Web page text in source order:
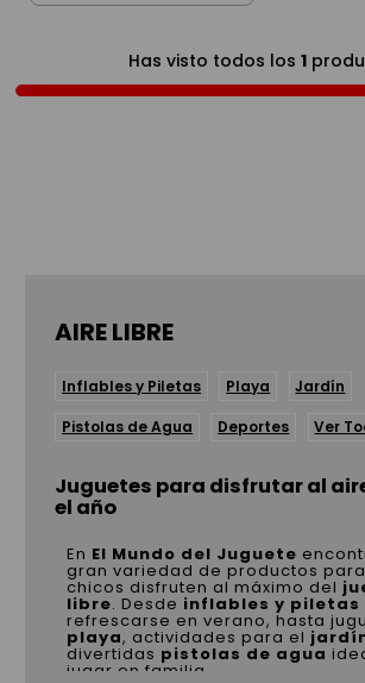
Has visto todos los 1
AIRE LIBRE
Inflables y Piletas Playa Jardín
Pistolas de Agua Deportes Ver
Juguetes para disfrutar al
el año
En El Mundo del Juguete
gran variedad de productos
chicos disfruten al máximo del
libre. Desde inflables y piletas
refrescarse en verano, hasta
playa, actividades para el
divertidas pistolas de agua
jugar en familia.